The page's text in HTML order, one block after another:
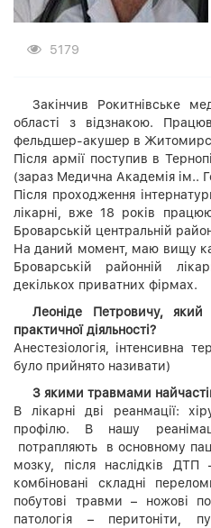
5179
Закінчив Рокитнівське
області з відзнакою.
фельдшер-акушер в
Після армії поступив в
(зараз Медична Академія ім..
Після проходження
лікарні, вже 18 років
Броварській центральній
На даний момент, маю вищу
Броварській районній
декількох приватних фірмах.
Леоніде Петровичу,
практичної діяльності?
Анестезіологія, інтенсивна
було прийнято називати)
З якими травмами
В лікарні дві реанмації:
профілю. В нашу
потрапляють в основному
мозку, після наслідків ДТП
комбіновані складні
побутові травми – ножові
патологія – перитоніти,